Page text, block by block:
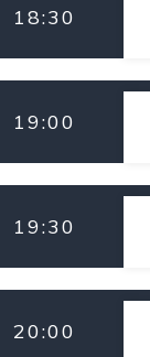
18:30
19:00
19:30
20:00